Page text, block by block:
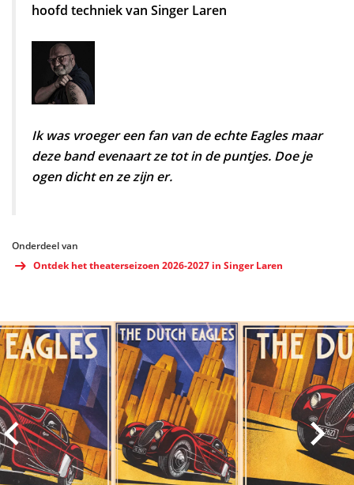
hoofd techniek van Singer Laren
Ik was vroeger een fan van de echte Eagles maar
deze band evenaart ze tot in de puntjes. Doe je
ogen dicht en ze zijn er.
Onderdeel van
Ontdek het theaterseizoen 2026-2027 in Singer Laren
Overslaan